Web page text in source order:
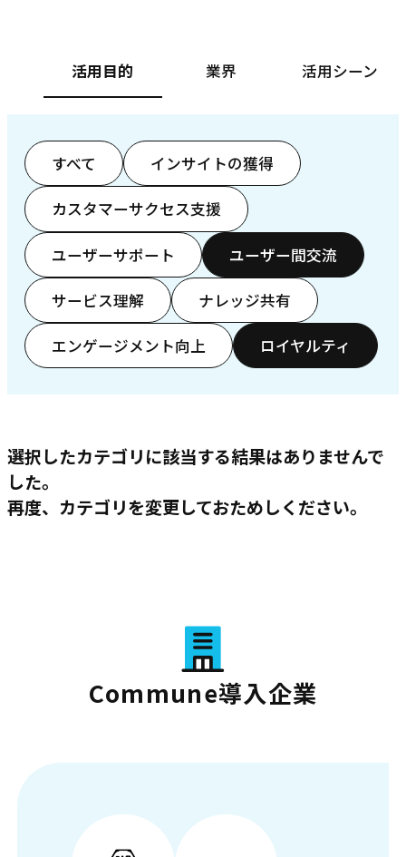
活用目的 業界 活用シーン
すべて インサイトの獲得
カスタマーサクセス支援
ユーザーサポート ユーザー間交流
サービス理解 ナレッジ共有
エンゲージメント向上 ロイヤルティ
選択したカテゴリに該当する結果はありませんで
した。
再度、カテゴリを変更しておためしください。
Commune導入企業